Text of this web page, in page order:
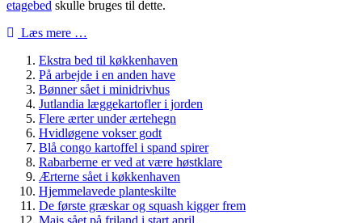
etagebed skulle bruges til dette.
Læs mere …
Ekstra bed til køkkenhaven
På arbejde i en anden have
Bønner sået i minidrivhus
Jutlandia læggekartofler i jorden
Flere ærter under ærtehegn
Hvidløgene vokser godt
Blå congo kartoffel i spand spirer
Rabarberne er ved at være høstklare
Ærterne sået i køkkenhaven
Hjemmelavede planteskilte
De første græskar og squash kigger frem
Majs sået på friland i start april